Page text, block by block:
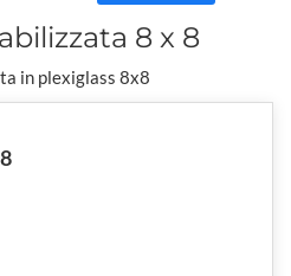
8 x 8
in plexiglass 8x8